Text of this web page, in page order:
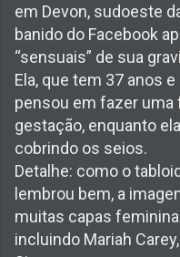
em Devon, sudoeste
banido do Facebook
“sensuais” de sua
Ela, que tem 37 anos
pensou em fazer uma
gestação, enquanto
cobrindo os seios.
Detalhe: como o
lembrou bem, a
muitas capas
incluindo Mariah